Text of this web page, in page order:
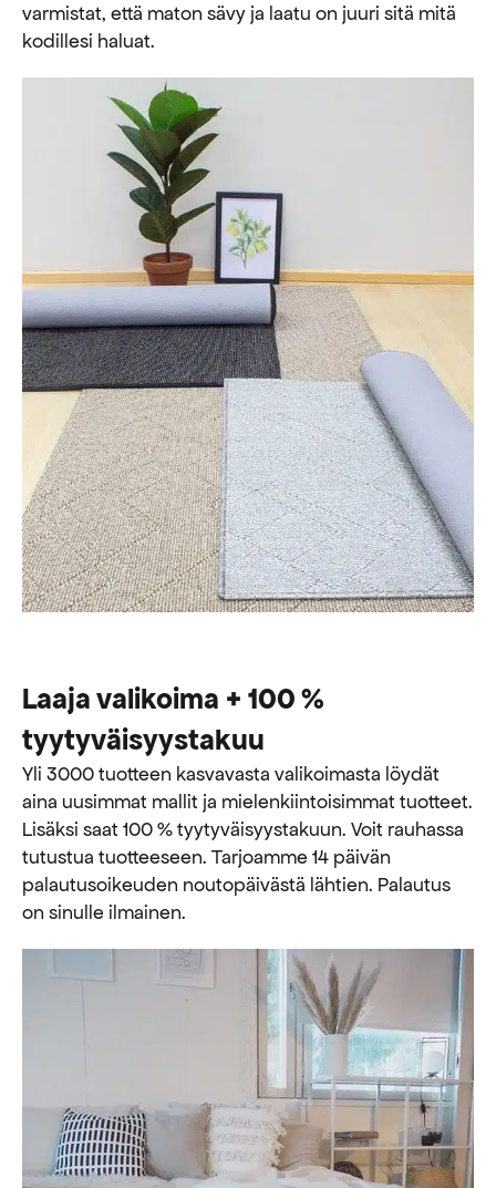
varmistat, että maton sävy ja laatu on juuri sitä mitä
kodillesi haluat.
Laaja valikoima + 100 %
tyytyväisyystakuu
Yli 3000 tuotteen kasvavasta valikoimasta löydät
aina uusimmat mallit ja mielenkiintoisimmat tuotteet.
Lisäksi saat 100 % tyytyväisyystakuun. Voit rauhassa
tutustua tuotteeseen. Tarjoamme 14 päivän
palautusoikeuden noutopäivästä lähtien. Palautus
on sinulle ilmainen.